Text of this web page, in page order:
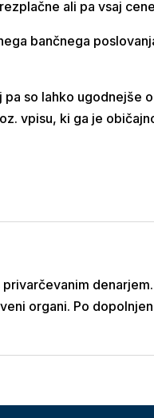
ali pa vsaj
bančnega
so lahko ugodnejše
vpisu, ki ga je
organi. Po